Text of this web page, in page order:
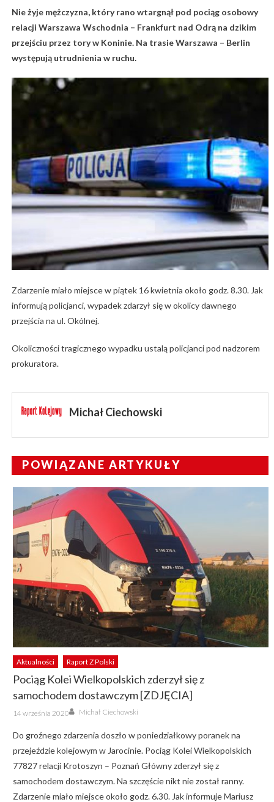
Nie żyje mężczyzna, który rano wtargnął pod pociąg osobowy
relacji Warszawa Wschodnia – Frankfurt nad Odrą na dzikim
przejściu przez tory w Koninie. Na trasie Warszawa – Berlin
występują utrudnienia w ruchu.
Zdarzenie miało miejsce w piątek 16 kwietnia około godz. 8.30. Jak
informują policjanci, wypadek zdarzył się w okolicy dawnego
przejścia na ul. Okólnej.
Okoliczności tragicznego wypadku ustalą policjanci pod nadzorem
prokuratora.
Michał Ciechowski
POWIĄZANE ARTYKUŁY
Aktualności Raport Z Polski
Pociąg Kolei Wielkopolskich zderzył się z
samochodem dostawczym [ZDJĘCIA]
Posted
on
14 września 2020 Author
Michał Ciechowski
Do groźnego zdarzenia doszło w poniedziałkowy poranek na
przejeździe kolejowym w Jarocinie. Pociąg Kolei Wielkopolskich
77827 relacji Krotoszyn – Poznań Główny zderzył się z
samochodem dostawczym. Na szczęście nikt nie został ranny.
Zdarzenie miało miejsce około godz. 6.30. Jak informuje Mariusz